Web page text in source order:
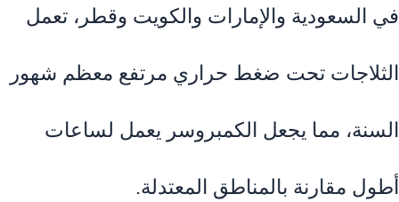
في السعودية والإمارات والكويت وقطر، تعمل
الثلاجات تحت ضغط حراري مرتفع معظم شهور
السنة، مما يجعل الكمبروسر يعمل لساعات
أطول مقارنة بالمناطق المعتدلة.